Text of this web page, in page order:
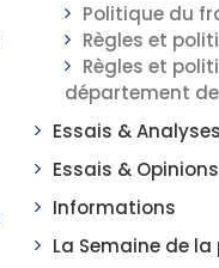
Politique du
Règles et
Règles et
département
Essais & Analyses
Essais & Opinions
Informations
La Semaine de